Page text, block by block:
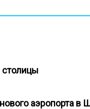
столицы
аэропорта в